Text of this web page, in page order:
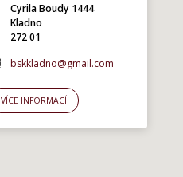
Cyrila Boudy 1444
Kladno
272 01
bskkladno@gmail.com
VÍCE INFORMACÍ